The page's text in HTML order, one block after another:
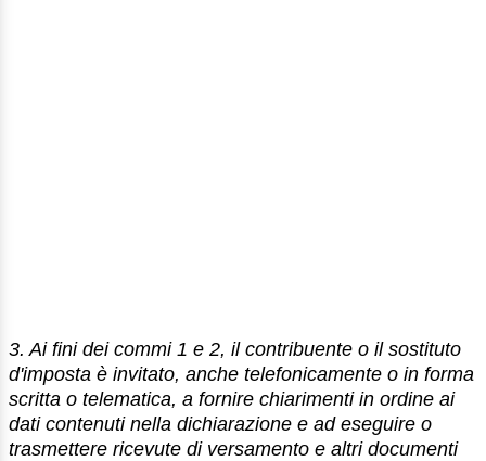
3. Ai fini dei commi 1 e 2, il contribuente o il sostituto
d'imposta è invitato, anche telefonicamente o in forma
scritta o telematica, a fornire chiarimenti in ordine ai
dati contenuti nella dichiarazione e ad eseguire o
trasmettere ricevute di versamento e altri documenti